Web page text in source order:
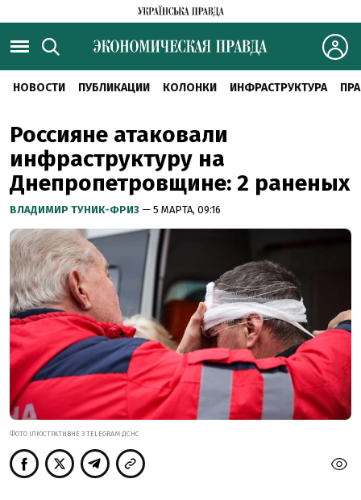
НОВОСТИ ПУБЛИКАЦИИ КОЛОНКИ ИНФРАСТРУКТУРА
Россияне атаковали
инфраструктуру на
Днепропетровщине: 2 раненых
ВЛАДИМИР ТУНИК-ФРИЗ — 5 МАРТА, 09:16
ФОТО ІЛЮСТРАТИВНЕ З TELEGRAM ДСНС